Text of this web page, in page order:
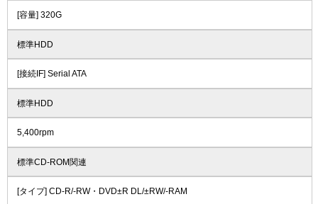
[容量] 320G
標準HDD
[接続IF] Serial ATA
標準HDD
5,400rpm
標準CD-ROM関連
[タイプ] CD-R/-RW・DVD±R DL/±RW/-RAM